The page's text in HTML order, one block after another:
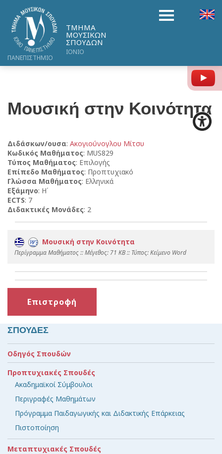
ΤΜΗΜΑ
ΜΟΥΣΙΚΩΝ
ΣΠΟΥΔΩΝ
ΙΟΝΙΟ
ΠΑΝΕΠΙΣΤΗΜΙΟ
Μουσική στην Κοινότητα
Διδάσκων/ουσα: Ακογιούνογλου Μίτσυ
Κωδικός Μαθήματος: MUS829
Τύπος Μαθήματος: Επιλογής
Επίπεδο Μαθήματος: Προπτυχιακό
Γλώσσα Μαθήματος: Ελληνικά
Εξάμηνο: Η΄
ECTS: 7
Διδακτικές Μονάδες: 2
Μουσική στην Κοινότητα
Περίγραμμα Μαθήματος :: Mέγεθος: 71 KB :: Τύπος: Kείμενο Word
Επιστροφή
ΣΠΟΥΔΕΣ
Οδηγός Σπουδών
Προπτυχιακές Σπουδές
Ακαδημαϊκοί Σύμβουλοι
Περιγραφές Μαθημάτων
Πρόγραμμα Παιδαγωγικής και Διδακτικής Επάρκειας
Πιστοποίηση
Μεταπτυχιακές Σπουδές